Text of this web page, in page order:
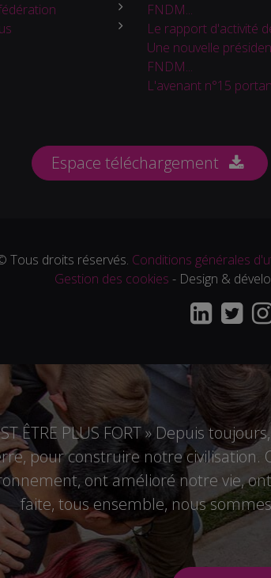
FNDM...
Le rapport d'activité
Une nouvelle
FNDM...
L'avenant n°15
Espace téléchargement
Tous droits réservés. Conditions générales
Gestion des cookies - Design &
ÊTRE PLUS FORT » Depuis
pour construire notre
ont amélioré notre vie,
faite, tous ensemble, nous